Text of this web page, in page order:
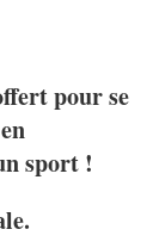
pour se
sport !